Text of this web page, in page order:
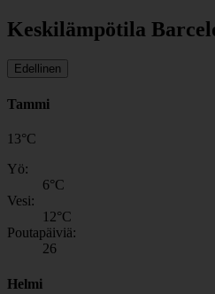
Keskilämpötila
Edellinen
Tammi
13°C
Yö:
6°C
Vesi:
12°C
Poutapäiviä:
26
Helmi